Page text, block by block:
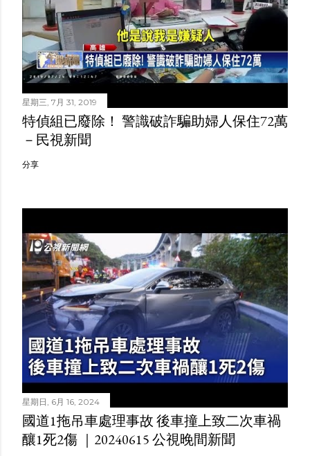
星期三, 7月 31, 2019
特偵組已廢除！ 警識破詐騙助婦人保住72萬
－民視新聞
分享
星期日, 6月 16, 2024
國道1拖吊車處理事故 後車撞上致二次車禍
釀1死2傷 ｜20240615 公視晚間新聞